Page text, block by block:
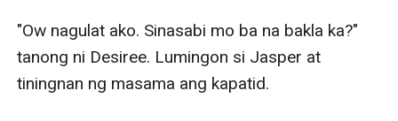
madaling salita mas prefer niya iyong something na
girly kaysa sa mga bagay na magmumukha siyang
manly.
"Ow nagulat ako. Sinasabi mo ba na bakla ka?"
tanong ni Desiree. Lumingon si Jasper at
tiningnan ng masama ang kapatid.